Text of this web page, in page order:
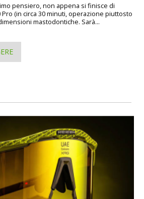
pensiero, non appena si finisce di
Pro (in circa 30 minuti, operazione piuttosto
mastodontiche. Sarà...